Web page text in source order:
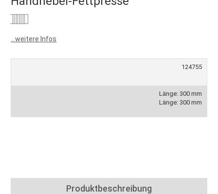
...weitere Infos
124755
Länge: 300 mm
Länge: 300 mm
Produktbeschreibung